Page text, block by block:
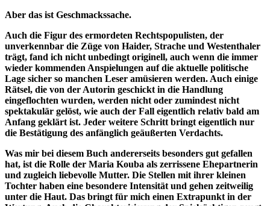
Aber das ist Geschmackssache.
Auch die Figur des ermordeten Rechtspopulisten, der
unverkennbar die Züge von Haider, Strache und Westenthaler
trägt, fand ich nicht unbedingt originell, auch wenn die immer
wieder kommenden Anspielungen auf die aktuelle politische
Lage sicher so manchen Leser amüsieren werden. Auch einige
Rätsel, die von der Autorin geschickt in die Handlung
eingeflochten wurden, werden nicht oder zumindest nicht
spektakulär gelöst, wie auch der Fall eigentlich relativ bald am
Anfang geklärt ist. Jeder weitere Schritt bringt eigentlich nur
die Bestätigung des anfänglich geäußerten Verdachts.
Was mir bei diesem Buch andererseits besonders gut gefallen
hat, ist die Rolle der Maria Kouba als zerrissene Ehepartnerin
und zugleich liebevolle Mutter. Die Stellen mit ihrer kleinen
Tochter haben eine besondere Intensität und gehen zeitweilig
unter die Haut. Das bringt für mich einen Extrapunkt in der